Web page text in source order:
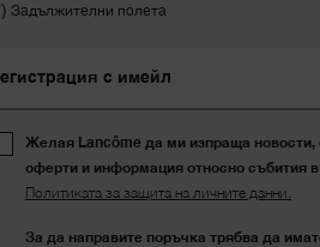
Задължителни полета
с имейл
Желая Lancôme да ми изпраща новости,
оферти и информация относно събития в
Политиката за защита на личните данни.
За да направите поръчка трябва да